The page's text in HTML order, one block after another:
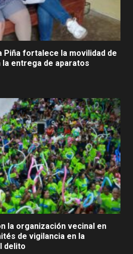
Piña fortalece la movilidad de
entrega de aparatos
la organización vecinal en
de vigilancia en la
delito